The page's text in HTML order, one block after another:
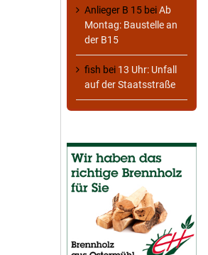
Anlieger B 15 beiAb
Montag: Baustelle an
der B15
fish bei 13 Uhr: Unfall
auf der Staatsstraße